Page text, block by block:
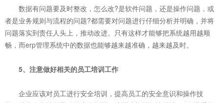
数据有问题要及时整改，怎么改?是软件问题，还是操作问题，或
者是业务规则与流程的问题?都需要对问题进行仔细分析并明确，并将
问题落实到责任人头上，推动改进。只有这样才能够把系统越用越顺
畅，而erp管理系统中的数据也能够越来越准确，越来越及时。
5、注意做好相关的员工培训工作
企业应该对员工进行安全培训，提高员工的安全意识和操作技